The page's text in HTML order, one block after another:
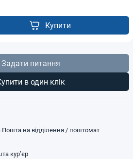
Купити
Задати питання
в один клік
Пошта на відділення / поштомат
кур’єр